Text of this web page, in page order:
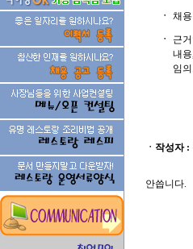
ㆍ 채
ㆍ
근
내
임
ㆍ작성자 :
안씁니다.